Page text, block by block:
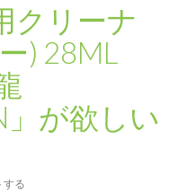
クリーナ
) 28ML
」が欲しい
する